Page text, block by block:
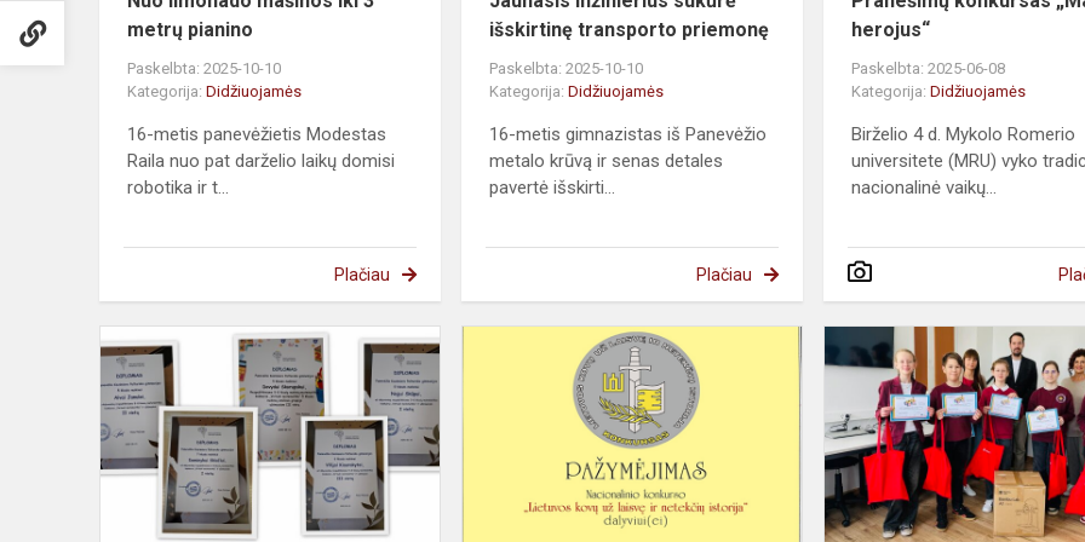
metrų pianino
Paskelbta: 2025-10-10
Kategorija: Didžiuojamės
16-metis panevėžietis Modestas
Raila nuo pat darželio laikų domisi
robotika ir t...
Plačiau
išskirtinę transporto priemonę
Paskelbta: 2025-10-10
Kategorija:Didžiuojamės
16-metis gimnazistas iš Panevėžio
metalo krūvą ir senas detales
pavertė išskirti...
Plačiau
herojus“
Paskelbta: 2025-06-08
Kategorija:Didžiuojamės
Birželio 4 d. Mykolo Romerio
universitete (MRU) vyko
nacionalinė vaikų...
Sveikiname
Mokinių
konkurse
„Lietuvos
kovų
laisvę